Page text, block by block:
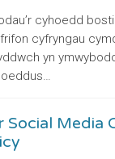
cyhoedd
cyfryngau
yn
Social Media